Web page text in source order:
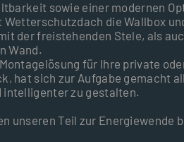
sowie einer modernen
die Wallbox
der freistehenden Stele, als
Wand.
für Ihre private
hat sich zur Aufgabe gemacht
intelligenter zu gestalten.
unseren Teil zur Energiewende